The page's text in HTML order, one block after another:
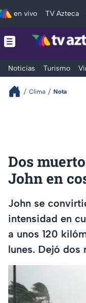
en vivo TV Azteca
Noticias Turismo
Clima Nota
Dos
John en
John se
intensidad en
a unos 120
lunes. Dejó dos